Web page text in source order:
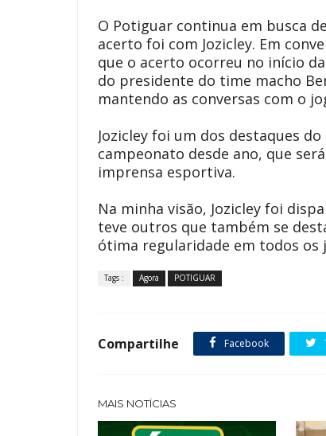
O Potiguar continua em busca
acerto foi com Jozicley. Em
que o acerto ocorreu no início
do presidente do time macho
mantendo as conversas com o
Jozicley foi um dos destaques
campeonato desde ano, que
imprensa esportiva.
Na minha visão, Jozicley foi
teve outros que também se
ótima regularidade em todos os
Tags : Agora POTIGUAR
Compartilhe Facebook
MAIS NOTÍCIAS